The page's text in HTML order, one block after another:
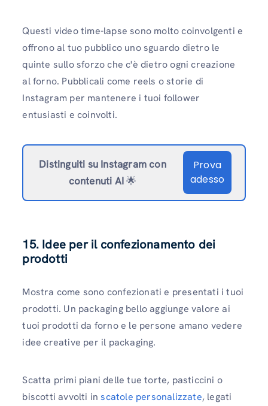
Questi video time-lapse sono molto coinvolgenti e
offrono al tuo pubblico uno sguardo dietro le
quinte sullo sforzo che c'è dietro ogni creazione
al forno. Pubblicali come reels o storie di
Instagram per mantenere i tuoi follower
entusiasti e coinvolti.
Distinguiti su Instagramcon
contenuti AI🌟
Prova
adesso
15. Idee per il confezionamento dei
prodotti
Mostra come sono confezionati e presentati i tuoi
prodotti. Un packaging bello aggiunge valore ai
tuoi prodotti da forno e le persone amano vedere
idee creative per il packaging.
Scatta primi piani delle tue torte, pasticcini o
biscotti avvolti inscatole personalizzate, legati